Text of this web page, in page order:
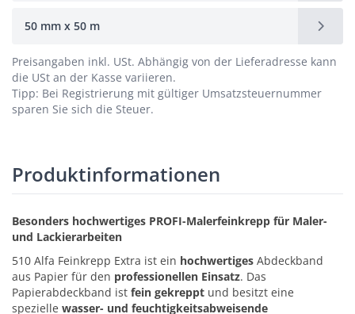
50 mm x 50 m
Preisangaben inkl. USt. Abhängig von der Lieferadresse kann
die USt an der Kasse variieren.
Tipp: Bei Registrierung mit gültiger Umsatzsteuernummer
sparen Sie sich die Steuer.
Produktinformationen
Besonders hochwertiges PROFI-Malerfeinkrepp für Maler-
und Lackierarbeiten
510 Alfa Feinkrepp Extra ist ein hochwertiges Abdeckband
aus Papier für den professionellen Einsatz. Das
Papierabdeckband ist fein gekreppt und besitzt eine
spezielle wasser- und feuchtigkeitsabweisende